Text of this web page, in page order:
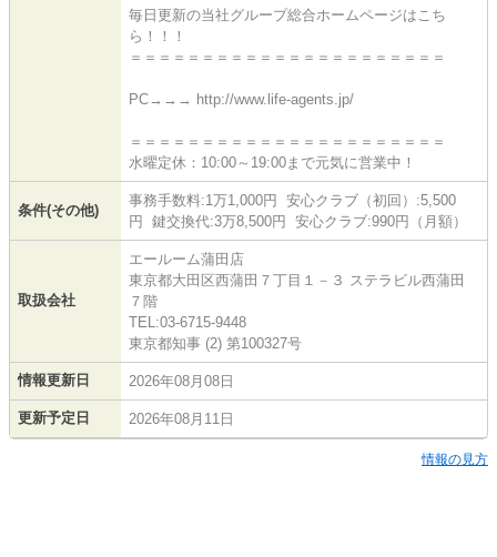
毎日更新の当社グループ総合ホームページはこち
ら！！！
＝＝＝＝＝＝＝＝＝＝＝＝＝＝＝＝＝＝＝＝＝＝
PC→→→ http://www.life-agents.jp/
＝＝＝＝＝＝＝＝＝＝＝＝＝＝＝＝＝＝＝＝＝＝
水曜定休：10:00～19:00まで元気に営業中！
条件(その他)
事務手数料:1万1,000円 安心クラブ（初回）:5,500
円 鍵交換代:3万8,500円 安心クラブ:990円（月額）
取扱会社
エールーム蒲田店
東京都大田区西蒲田７丁目１－３ ステラビル西蒲田
７階
TEL:03-6715-9448
東京都知事 (2) 第100327号
情報更新日 2026年08月08日
更新予定日 2026年08月11日
情報の見方